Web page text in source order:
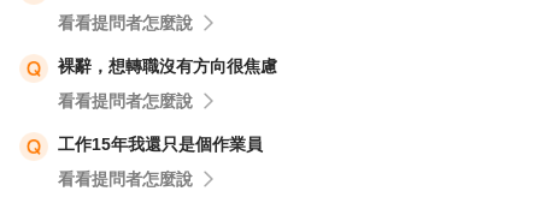
看看提問者怎麼說
裸辭，想轉職沒有方向很焦慮
看看提問者怎麼說
工作15年我還只是個作業員
看看提問者怎麼說